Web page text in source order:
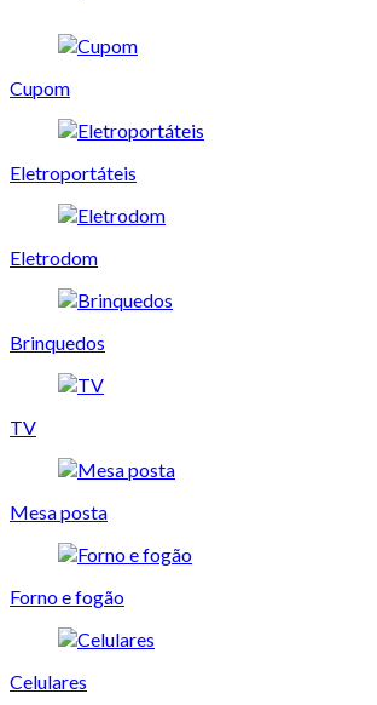
Cupom
Eletroportáteis
Eletrodom
Brinquedos
TV
Mesa posta
Forno e fogão
Celulares